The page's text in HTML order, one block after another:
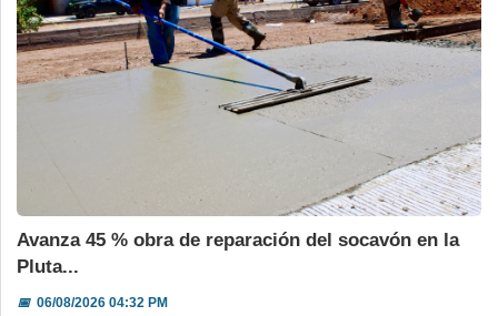
Avanza 45 % obra de reparación del socavón en la
Pluta...
📅06/08/2026 04:32 PM